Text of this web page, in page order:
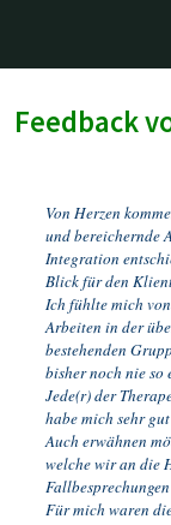
Feedback
Von Herzen
und bereichernde
Integration
Blick für den
Ich fühlte mich
Arbeiten in der
bestehenden
bisher noch nie so
Jede(r) der
habe mich sehr
Auch erwähnen
welche wir an die
Für mich waren